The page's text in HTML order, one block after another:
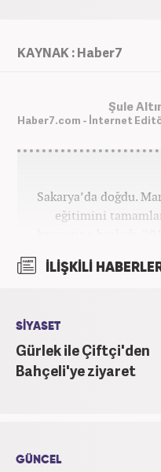
KAYNAK : Haber7
Şule
Haber7.com - İnternet
Sakarya’da doğdu.
eğitimini
kariyerine başladı.
itibaren
İLİŞKİLİ
SİYASET
Gürlek ile Çiftçi'den
Bahçeli'ye ziyaret
GÜNCEL